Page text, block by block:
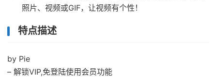
照片、视频或GIF，让视频有个性！
特点描述
by Pie
– 解锁VIP,免登陆使用会员功能